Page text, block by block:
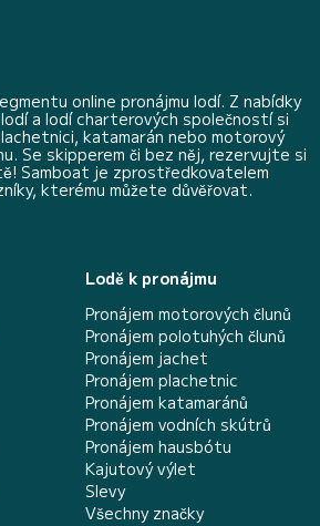
online pronájmu lodí. Z nabídky
a lodí charterových společností si
katamarán nebo motorový
Se skipperem či bez něj, rezervujte si
Samboat je zprostředkovatelem
kterému můžete důvěřovat.
Lodě k pronájmu
Pronájem motorových člunů
Pronájem polotuhých člunů
Pronájem jachet
Pronájem plachetnic
Pronájem katamaránů
Pronájem vodních skútrů
Pronájem hausbótu
Kajutový výlet
Slevy
Všechny značky